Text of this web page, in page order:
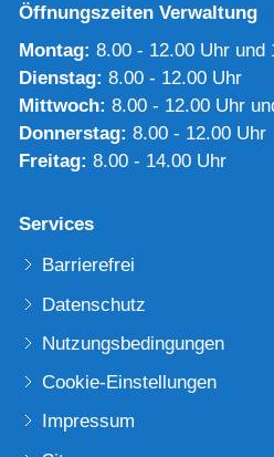
Öffnungszeiten Verwaltung
Montag: 8.00 - 12.00 Uhr und
Dienstag: 8.00 - 12.00 Uhr
Mittwoch: 8.00 - 12.00 Uhr
Donnerstag: 8.00 - 12.00 Uhr
Freitag: 8.00 - 14.00 Uhr
Services
Barrierefrei
Datenschutz
Nutzungsbedingungen
Cookie-Einstellungen
Impressum